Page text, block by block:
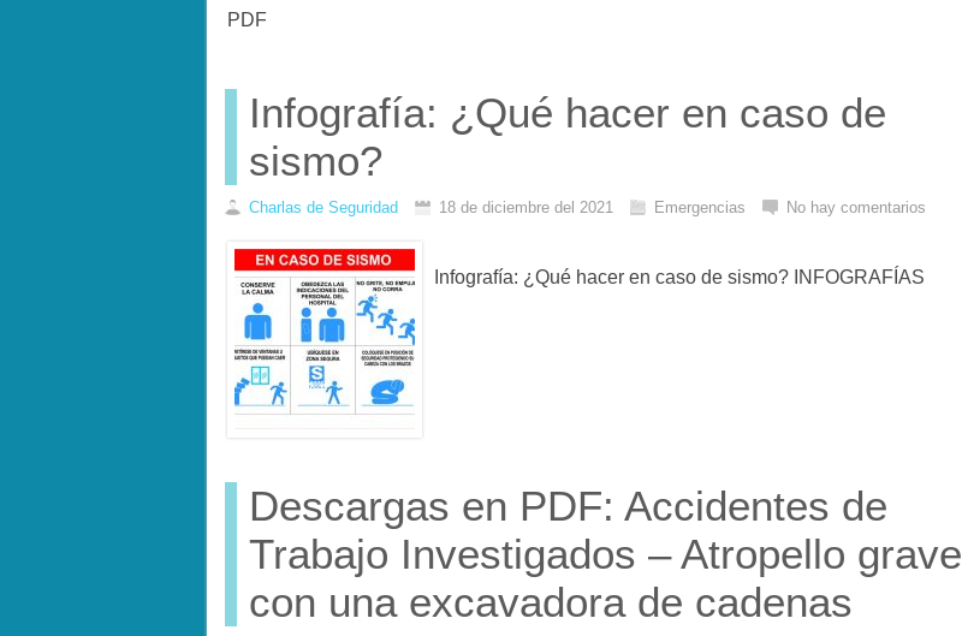
PDF
Infografía: ¿Qué hacer en caso de
sismo?
Charlas de Seguridad 18 de diciembre del 2021 Emergencias No hay comentarios
Infografía: ¿Qué hacer en caso de sismo? INFOGRAFÍAS
Descargas en PDF: Accidentes de
Trabajo Investigados – Atropello grave
con una excavadora de cadenas